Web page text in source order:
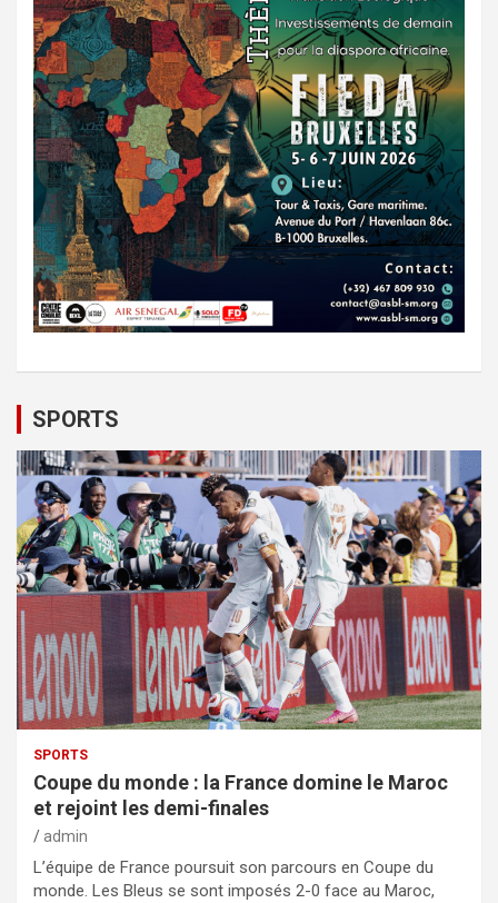
SPORTS
SPORTS
Coupe du monde : la France domine le Maroc
et rejoint les demi-finales
admin
L’équipe de France poursuit son parcours en Coupe du
monde. Les Bleus se sont imposés 2-0 face au Maroc,